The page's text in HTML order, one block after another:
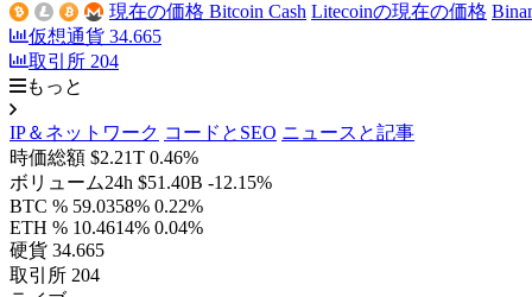
現在の価格 Bitcoin Cash Litecoinの現在の価格
仮想通貨 34.665
取引所 204
もっと
IP＆ネットワーク コードとSEO ニュースと記事
時価総額 $2.21T 0.46%
ボリューム24h $51.40B -12.15%
BTC % 59.0358% 0.22%
ETH % 10.4614% 0.04%
硬貨 34.665
取引所 204